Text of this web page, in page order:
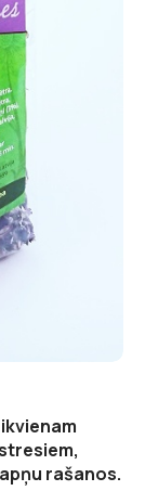
rašanos.